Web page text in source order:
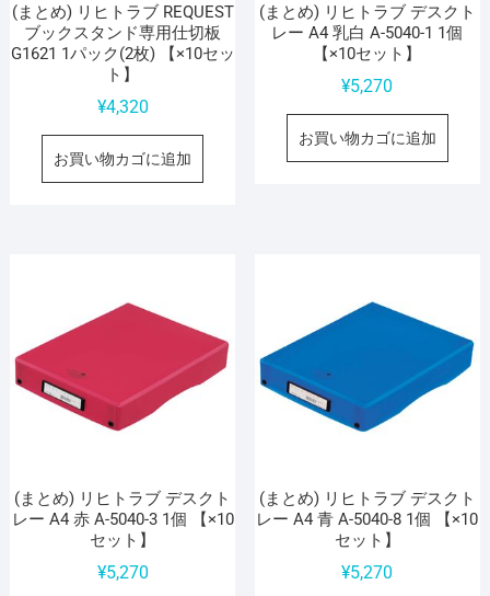
(まとめ) リヒトラブ REQUEST
ブックスタンド専用仕切板
G1621 1パック(2枚) 【×10セッ
ト】
¥4,320
お買い物カゴに追加
(まとめ) リヒトラブ デスクト
レー A4 乳白 A-5040-1 1個
【×10セット】
¥5,270
お買い物カゴに追加
(まとめ) リヒトラブ デスクト
レー A4 赤 A-5040-3 1個 【×10
セット】
¥5,270
(まとめ) リヒトラブ デスクト
レー A4 青 A-5040-8 1個 【×10
セット】
¥5,270